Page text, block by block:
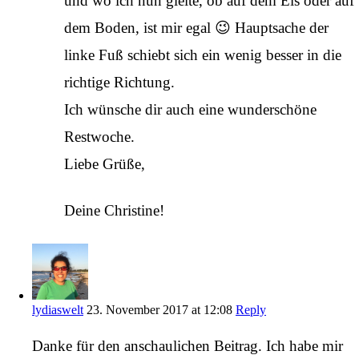
dem Boden, ist mir egal 😉 Hauptsache der
linke Fuß schiebt sich ein wenig besser in die
richtige Richtung.
Ich wünsche dir auch eine wunderschöne
Restwoche.
Liebe Grüße,
Deine Christine!
lydiaswelt 23. November 2017 at 12:08 Reply
Danke für den anschaulichen Beitrag. Ich habe mir